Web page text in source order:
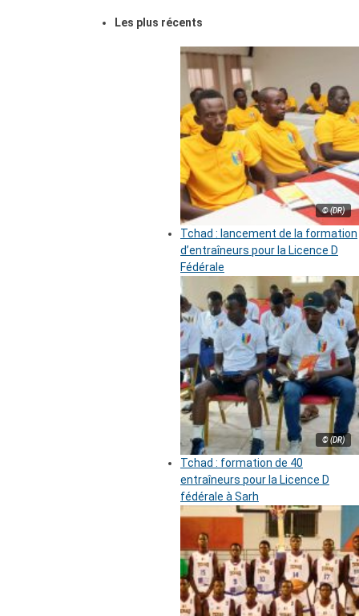
Les plus récents
© (DR)
Tchad : lancement de la formation
d’entraîneurs pour la Licence D
Fédérale
© (DR)
Tchad : formation de 40
entraîneurs pour la Licence D
fédérale à Sarh